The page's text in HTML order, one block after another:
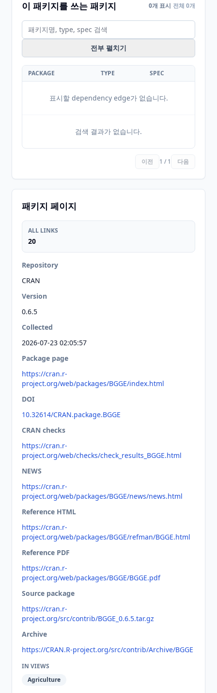
이 패키지를 쓰는 패키지 0개 표시 전체 0개
전부 펼치기
PACKAGE TYPE SPEC
표시할 dependency edge가 없습니다.
검색 결과가 없습니다.
이전 1 / 1 다음
패키지 페이지
ALL LINKS
20
Repository
CRAN
Version
0.6.5
Collected
2026-07-23 02:05:57
Package page
https://cran.r-
project.org/web/packages/BGGE/index.html
DOI
10.32614/CRAN.package.BGGE
CRAN checks
https://cran.r-
project.org/web/checks/check_results_BGGE.html
NEWS
https://cran.r-
project.org/web/packages/BGGE/news/news.html
Reference HTML
https://cran.r-
project.org/web/packages/BGGE/refman/BGGE.html
Reference PDF
https://cran.r-
project.org/web/packages/BGGE/BGGE.pdf
Source package
https://cran.r-
project.org/src/contrib/BGGE_0.6.5.tar.gz
Archive
https://CRAN.R-project.org/src/contrib/Archive/BGGE
IN VIEWS
Agriculture